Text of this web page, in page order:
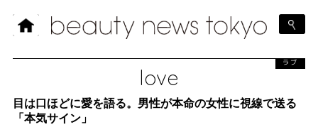
love
ラブ
目は口ほどに愛を語る。男性が本命の女性に視線で送る
「本気サイン」